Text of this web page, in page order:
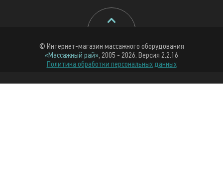
© Интернет-магазин массажного оборудования
«Массажный рай», 2005 - 2026. Версия 2.2.16
Политика обработки персональных данных